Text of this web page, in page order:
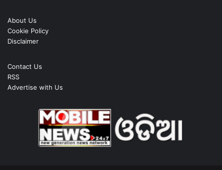
About Us
Cookie Policy
Disclaimer
Contact Us
RSS
Advertise with Us